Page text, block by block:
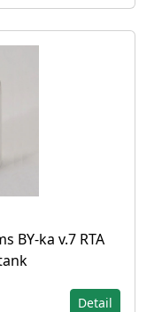
BY-ka v.7 RTA
Detail